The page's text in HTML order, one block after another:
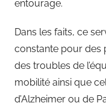
entourage.
Dans les faits, ce
constante pour des
des troubles de
mobilité ainsi que
d’Alzheimer ou de